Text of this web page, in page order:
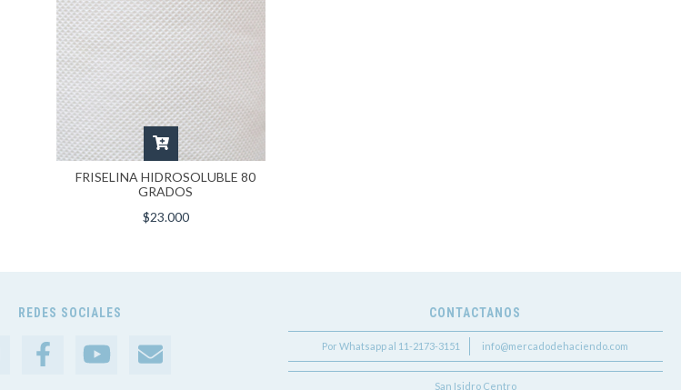
FRISELINA HIDROSOLUBLE 80
GRADOS
$23.000
REDES SOCIALES CONTACTANOS
Por Whatsapp al 11-2173-3151 info@mercadodehaciendo.com
San Isidro Centro